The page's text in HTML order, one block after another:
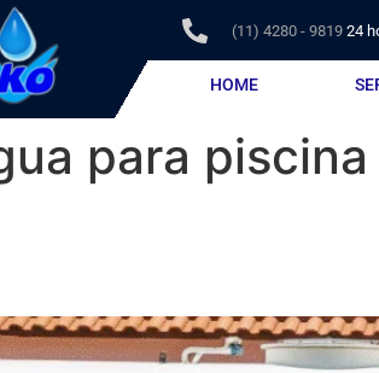
(11) 4280 - 981924
HOME
para piscina